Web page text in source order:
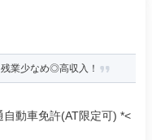
業少なめ◎高収入！
動車免許(AT限定可) *<